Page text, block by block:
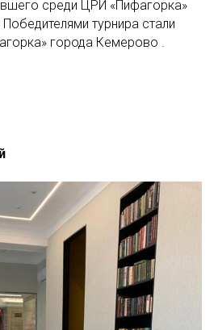
среди ЦРИ «Пифагорка»
турнира стали
города Кемерово .